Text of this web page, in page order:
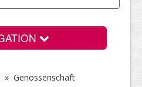
» Genossenschaft